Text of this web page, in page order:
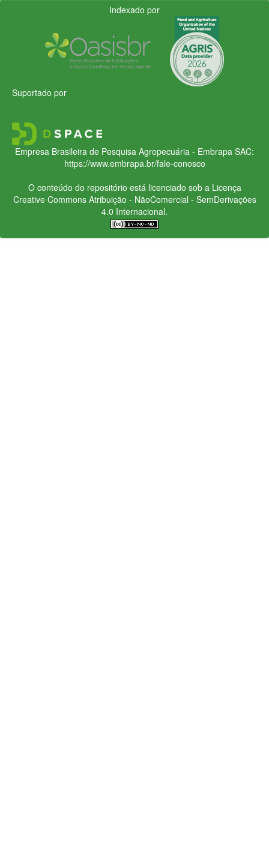
Indexado por
Suportado por
Empresa Brasileira de Pesquisa Agropecuária - Embrapa SAC:
https://www.embrapa.br/fale-conosco
O conteúdo do repositório está licenciado sob a Licença
Creative CommonsAtribuição - NãoComercial - SemDerivações
4.0 Internacional.